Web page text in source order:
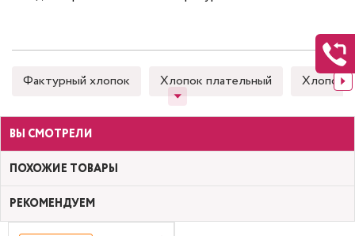
Фактурный хлопок Хлопок плательный Хлопок
ВЫ СМОТРЕЛИ
ПОХОЖИЕ ТОВАРЫ
РЕКОМЕНДУЕМ